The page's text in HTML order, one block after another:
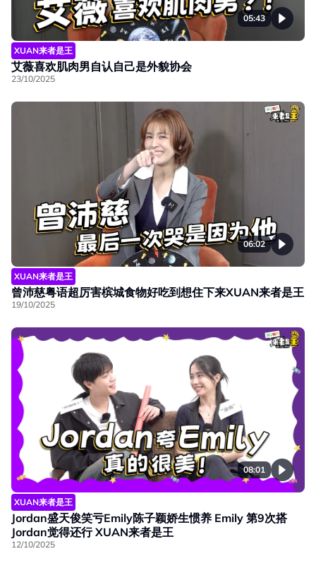
05:43
XUAN来者是王
艾薇喜欢肌肉男自认自己是外貌协会
23/10/2025
06:02
XUAN来者是王
曾沛慈粤语超厉害槟城食物好吃到想住下来XUAN来者是王
19/10/2025
08:01
XUAN来者是王
Jordan盛天俊笑亏Emily陈子颖娇生惯养 ⁠⁠Emily 第9次搭
Jordan觉得还行 XUAN来者是王
12/10/2025